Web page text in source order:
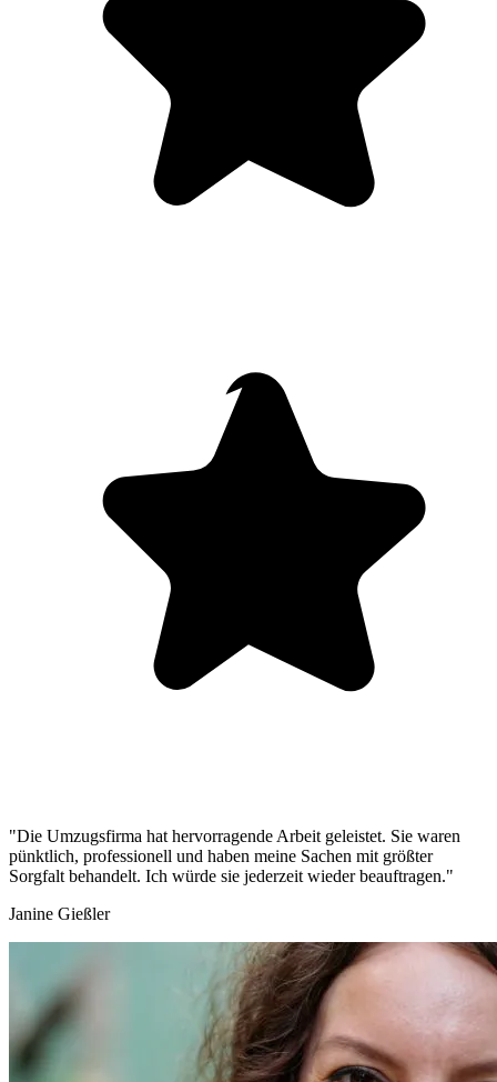
"Die Umzugsfirma hat hervorragende Arbeit geleistet. Sie waren
pünktlich, professionell und haben meine Sachen mit größter
Sorgfalt behandelt. Ich würde sie jederzeit wieder beauftragen."
Janine Gießler